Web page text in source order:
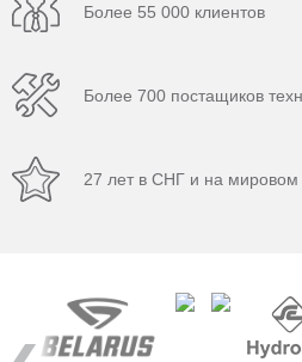
Более 55 000 клиентов
Более 700 постащиков
27 лет в СНГ и на мировом